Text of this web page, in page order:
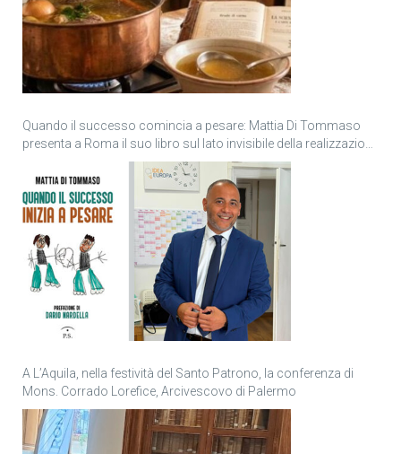
Quando il successo comincia a pesare: Mattia Di Tommaso
presenta a Roma il suo libro sul lato invisibile della realizzazione
A L’Aquila, nella festività del Santo Patrono, la conferenza di
Mons. Corrado Lorefice, Arcivescovo di Palermo